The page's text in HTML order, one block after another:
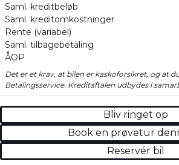
Saml. kreditbeløb
Saml. kreditomkostninger
Rente (variabel)
Saml. tilbagebetaling
ÅOP
Det er et krav, at bilen er kaskoforsikret, og at
Betalingsservice. Kreditaftalen udbydes i
Bliv ringet op
Book en prøvetur
Reservér bil